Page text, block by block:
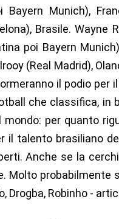
Bayern Munich),
Brasile. Wayne
poi Bayern
(Real Madrid),
il podio per
che classifica, in
per quanto
il talento brasiliano
Anche se la
Molto probabilmente
Drogba, Robinho -